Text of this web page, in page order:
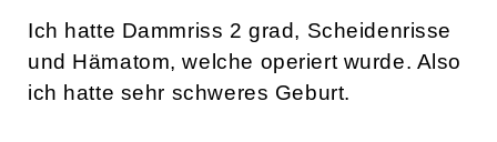
Ich hatte Dammriss 2 grad, Scheidenrisse
und Hämatom, welche operiert wurde. Also
ich hatte sehr schweres Geburt.